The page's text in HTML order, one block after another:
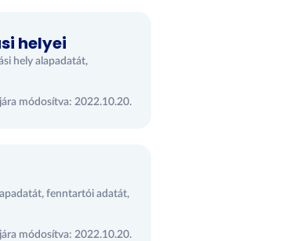
helyei
hely alapadatát,
módosítva: 2022.10.20.
fenntartói adatát,
módosítva: 2022.10.20.